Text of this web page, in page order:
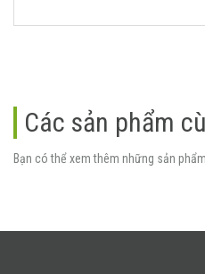
Các sản phẩm